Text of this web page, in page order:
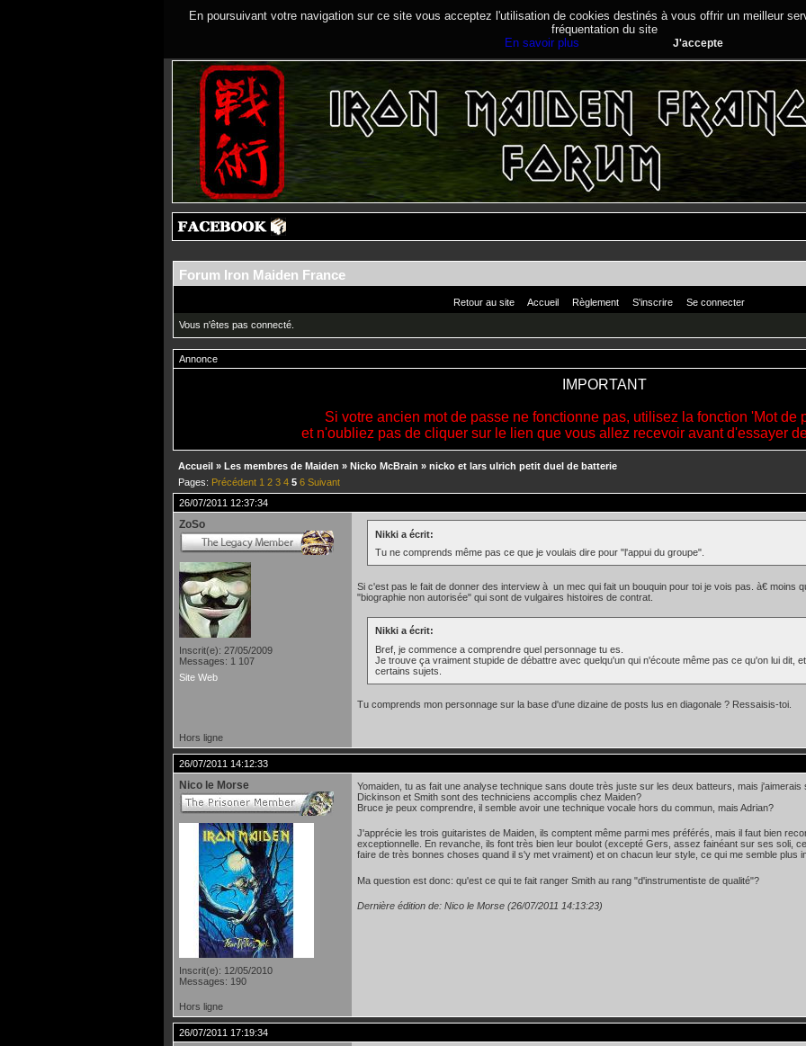
En poursuivant votre navigation sur ce site vous acceptez l'utilisation de cookies destinés à vous offrir un meilleur
fréquentation du site
En savoir plus
J'accepte
Forum Iron Maiden France
Retour au site Accueil Règlement S'inscrire Se connecter
Vous n'êtes pas connecté.
Annonce
IMPORTANT
Si votre ancien mot de passe ne fonctionne pas, utilisez la fonction 'Mot de
et n'oubliez pas de cliquer sur le lien que vous allez recevoir avant d'essayer
Accueil » Les membres de Maiden » Nicko McBrain » nicko et lars ulrich petit duel de batterie
Pages: Précédent 1 2 3 4 5 6 Suivant
26/07/2011 12:37:34
ZoSo
Inscrit(e): 27/05/2009
Messages: 1 107
Site Web
Nikki a écrit:
Tu ne comprends même pas ce que je voulais dire pour "l'appui du groupe".
Si c'est pas le fait de donner des interview à un mec qui fait un bouquin pour toi je vois pas. à€ moins
"biographie non autorisée" qui sont de vulgaires histoires de contrat.
Nikki a écrit:
Bref, je commence a comprendre quel personnage tu es.
Je trouve ça vraiment stupide de débattre avec quelqu'un qui n'écoute même pas ce qu'on lui dit,
certains sujets.
Tu comprends mon personnage sur la base d'une dizaine de posts lus en diagonale ? Ressaisis-toi.
Hors ligne
26/07/2011 14:12:33
Nico le Morse
Inscrit(e): 12/05/2010
Messages: 190
Yomaiden, tu as fait une analyse technique sans doute très juste sur les deux batteurs, mais
Dickinson et Smith sont des techniciens accomplis chez Maiden?
Bruce je peux comprendre, il semble avoir une technique vocale hors du commun, mais Adrian?
J'apprécie les trois guitaristes de Maiden, ils comptent même parmi mes préférés, mais il faut bien
exceptionnelle. En revanche, ils font très bien leur boulot (excepté Gers, assez fainéant sur ses soli,
faire de très bonnes choses quand il s'y met vraiment) et on chacun leur style, ce qui me semble plus
Ma question est donc: qu'est ce qui te fait ranger Smith au rang "d'instrumentiste de qualité"?
Dernière édition de: Nico le Morse (26/07/2011 14:13:23)
Hors ligne
26/07/2011 17:19:34